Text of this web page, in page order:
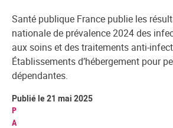
Santé publique France publie les
nationale de prévalence 2024 des
aux soins et des traitements anti-
Établissements d’hébergement pour
dépendantes.
P
A
Publié le 21 mai 2025